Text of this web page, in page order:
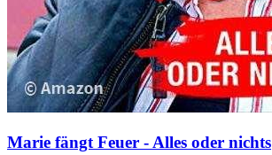
Marie fängt Feuer - Alles oder nichts